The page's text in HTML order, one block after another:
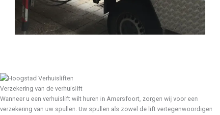
Verzekering van de verhuislift
Wanneer u een verhuislift wilt huren in Amersfoort, zorgen wij voor een
verzekering van uw spullen. Uw spullen als zowel de lift vertegenwoordigen